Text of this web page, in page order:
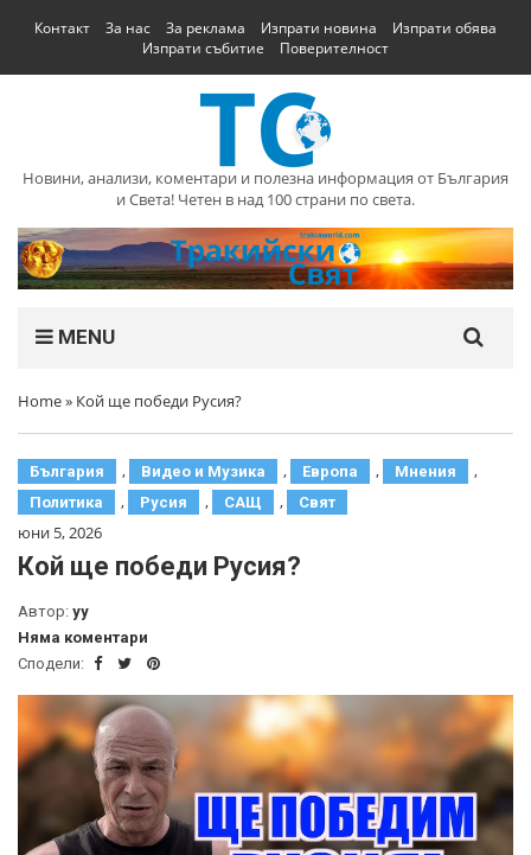
Контакт За нас За реклама Изпрати новина
Изпрати обява
Изпрати събитие
Поверителност
Новини, анализи, коментари и полезна информация от България
и Света! Четен в над 100 страни по света.
MENU
Home» Кой ще победи Русия?
България , Видео и Музика , Европа , Мнения ,
Политика , Русия , САЩ , Свят
юни 5, 2026
Кой ще победи Русия?
Автор: yy
Няма коментари
Сподели: